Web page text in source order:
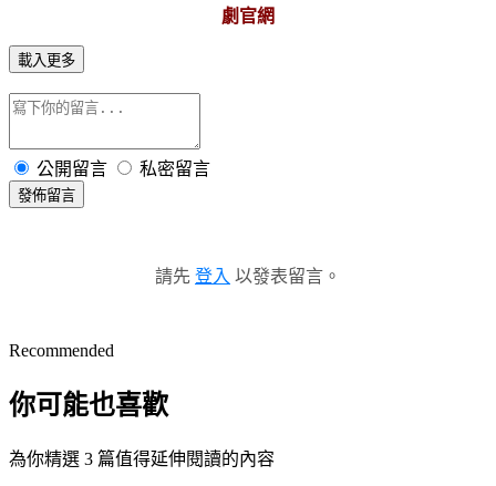
劇官網
載入更多
公開留言 私密留言
發佈留言
請先 登入 以發表留言。
Recommended
你可能也喜歡
為你精選 3 篇值得延伸閱讀的內容